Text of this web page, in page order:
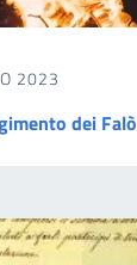
2023
dei Falò